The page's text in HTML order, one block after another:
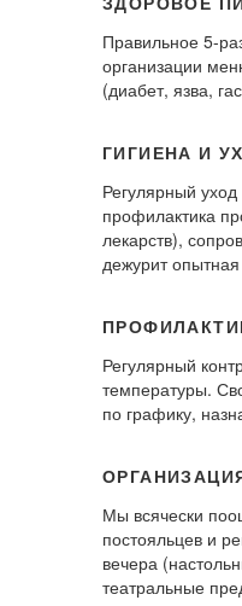
Правильное 5-
организации
(диабет, язва,
ГИГИЕНА И
Регулярный
профилактика
лекарств),
дежурит
Регулярный
температуры.
по графику,
Мы всячески
постояльцев и
вечера
театральные